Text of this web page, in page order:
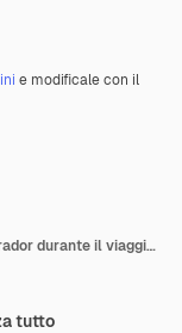
e modificale con il
Giovane donna che accarezza il suo labrador durante il viaggio invernale
tutto